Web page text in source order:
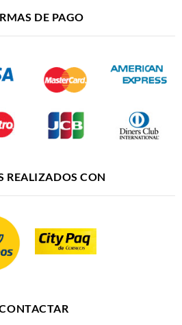
DE PAGO
REALIZADOS CON